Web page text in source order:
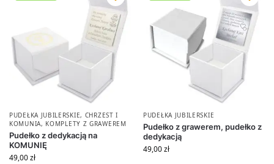
PUDEŁKA JUBILERSKIE, CHRZEST I
KOMUNIA, KOMPLETY Z GRAWEREM
Pudełko z dedykacją na
KOMUNIĘ
49,00zł
PUDEŁKA JUBILERSKIE
Pudełko z grawerem, pudełko z
dedykacją
49,00zł